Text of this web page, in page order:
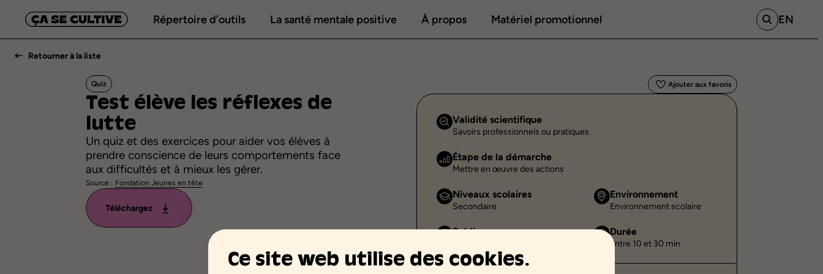
Ce site web utilise des cookies.
Répertoire d’outils La santé mentale positive À propos Matériel promotionnel EN
Retourner à la liste
Quiz
Test élève les réflexes de
lutte
Un quiz et des exercices pour aider vos élèves à
prendre conscience de leurs comportements face
aux difficultés et à mieux les gérer.
Source : Fondation Jeunes en tête
Téléchargez
Ajouter aux favoris
Validité scientifique
Savoirs professionnels ou pratiques
Étape de la démarche
Mettre en œuvre des actions
Niveaux scolaires
Secondaire
Environnement
Environnement scolaire
Public Durée
Entre 10 et 30 min